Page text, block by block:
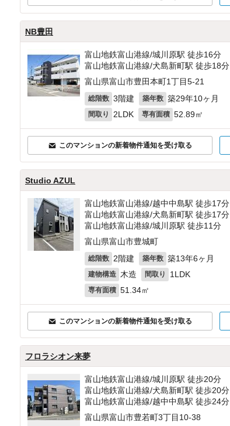
NB豊田
富山地鉄富山港線/城川原駅 徒歩16分
富山地鉄富山港線/犬島新町駅 徒歩18分
富山県富山市豊田本町1丁目5-21
総階数 3階建 築年数 築29年10ヶ月
間取り 2LDK 専有面積 52.89㎡
このマンションの新着物件通知を受け取る
Studio AZUL
富山地鉄富山港線/越中中島駅 徒歩17分
富山地鉄富山港線/犬島新町駅 徒歩17分
富山地鉄富山港線/城川原駅 徒歩11分
富山県富山市豊城町
総階数 2階建 築年数 築13年6ヶ月
建物構造 木造 間取り 1LDK
専有面積 51.34㎡
このマンションの新着物件通知を受け取る
フロラシオン来夢
富山地鉄富山港線/城川原駅 徒歩20分
富山地鉄富山港線/犬島新町駅 徒歩20分
富山地鉄富山港線/越中中島駅 徒歩24分
富山県富山市豊若町3丁目10-38